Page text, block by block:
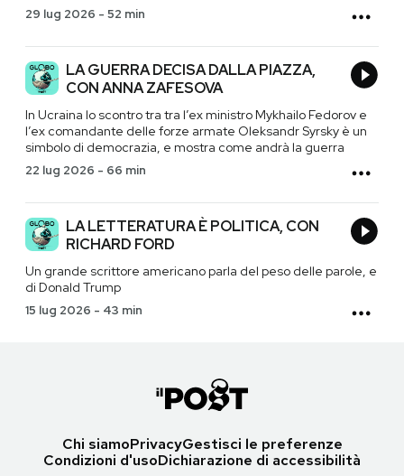
29 lug 2026 - 52 min
LA GUERRA DECISA DALLA PIAZZA,
CON ANNA ZAFESOVA
In Ucraina lo scontro tra tra l’ex ministro Mykhailo Fedorov e
l’ex comandante delle forze armate Oleksandr Syrsky è un
simbolo di democrazia, e mostra come andrà la guerra
22 lug 2026 - 66 min
LA LETTERATURA È POLITICA, CON
RICHARD FORD
Un grande scrittore americano parla del peso delle parole, e
di Donald Trump
15 lug 2026 - 43 min
Chi siamoPrivacyGestisci le preferenze
Condizioni d'usoDichiarazione di accessibilità